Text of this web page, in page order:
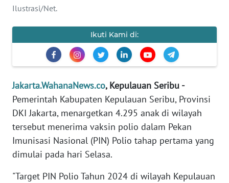
Ilustrasi/Net.
Ikuti Kami di:
Jakarta.WahanaNews.co, Kepulauan Seribu -
Pemerintah Kabupaten Kepulauan Seribu, Provinsi
DKI Jakarta, menargetkan 4.295 anak di wilayah
tersebut menerima vaksin polio dalam Pekan
Imunisasi Nasional (PIN) Polio tahap pertama yang
dimulai pada hari Selasa.
"Target PIN Polio Tahun 2024 di wilayah Kepulauan
PEDOMAN
MEDIA
SIBER
REDAKSI
DISCLAIMER